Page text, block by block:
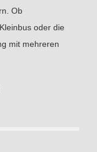
Ob
oder die
mit mehreren